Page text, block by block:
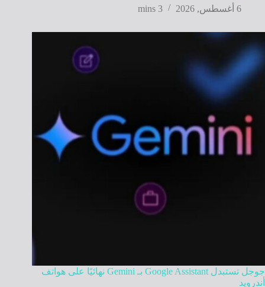
6 أغسطس, 2026
3 mins
جوجل تستبدل Google Assistant بـ Gemini نهائيًا على هواتف
أندرويد